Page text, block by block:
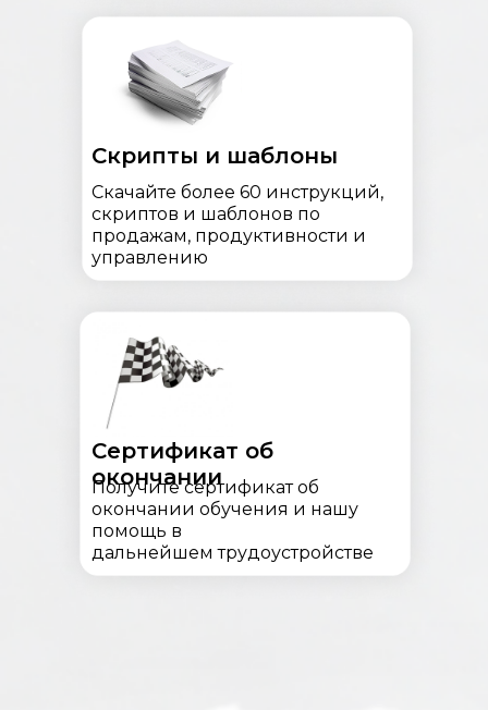
Получите сертификат об
окончании обучения и нашу
помощь в
дальнейшем трудоустройстве
Сертификат об
окончании
Скачайте более 60 инструкций,
скриптов и шаблонов по
продажам, продуктивности и
управлению
Скрипты и шаблоны